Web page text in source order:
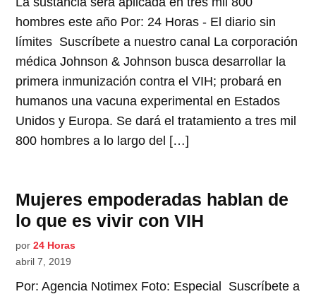
hombres este año Por: 24 Horas - El diario sin
límites Suscríbete a nuestro canal La corporación
médica Johnson & Johnson busca desarrollar la
primera inmunización contra el VIH; probará en
humanos una vacuna experimental en Estados
Unidos y Europa. Se dará el tratamiento a tres mil
800 hombres a lo largo del […]
Mujeres empoderadas hablan de
lo que es vivir con VIH
por 24 Horas
abril 7, 2019
Por: Agencia Notimex Foto: Especial Suscríbete a